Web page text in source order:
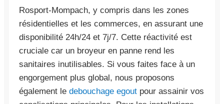
Rosport-Mompach, y compris dans les zones
résidentielles et les commerces, en assurant une
disponibilité 24h/24 et 7j/7. Cette réactivité est
cruciale car un broyeur en panne rend les
sanitaires inutilisables. Si vous faites face à un
engorgement plus global, nous proposons
également le debouchage egout pour assainir vos